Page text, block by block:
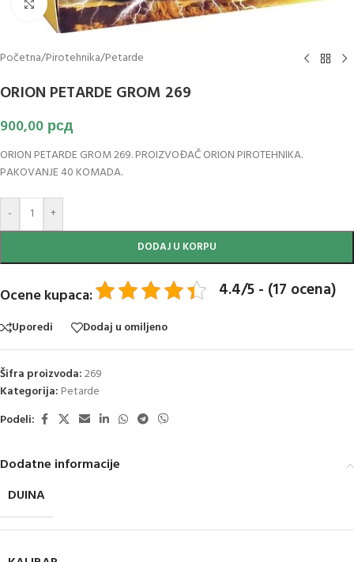
Klikni za uvećanje slike
Početna/Pirotehnika/Petarde
ORION PETARDE GROM 269
900,00 рсд
ORION PETARDE GROM 269. PROIZVOĐAČ ORION PIROTEHNIKA.
PAKOVANJE 40 KOMADA.
- +
DODAJ U KORPU
Ocene kupaca: 4.4/5 - (17 ocena)
Uporedi Dodaj u omiljeno
Šifra proizvoda:269
Kategorija: Petarde
Podeli:
Dodatne informacije
DUINA